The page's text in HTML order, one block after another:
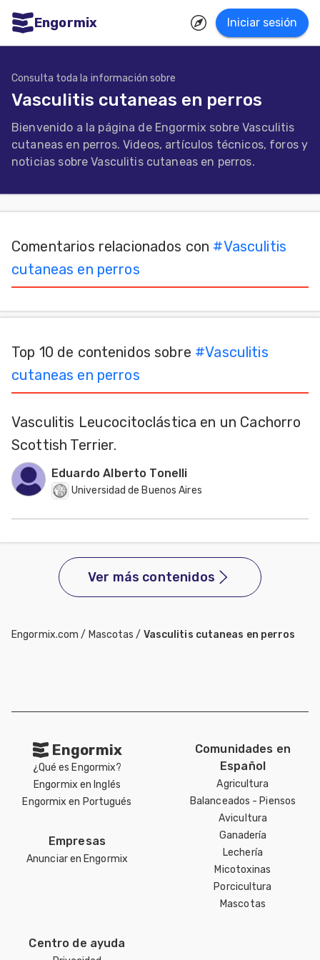
Engormix Iniciar sesión
Agricultura
Balanceados
Avicultura
Lechería
Micotoxinas
Porcicultura
Consulta toda la información sobre
Vasculitis cutaneas en perros
Bienvenido a la página de Engormix sobre Vasculitis
cutaneas en perros. Videos, artículos técnicos, foros y
noticias sobre Vasculitis cutaneas en perros.
Comentarios relacionados con #Vasculitis
cutaneas en perros
Top 10 de contenidos sobre #Vasculitis
cutaneas en perros
Vasculitis Leucocitoclástica en un Cachorro
Scottish Terrier.
Eduardo Alberto Tonelli
Universidad de Buenos Aires
Ver más contenidos
Engormix.com / Mascotas / Vasculitis cutaneas en perros
Engormix
¿Qué es Engormix?
Engormix en Inglés
Engormix en Portugués
Empresas
Anunciar en Engormix
Comunidades en
Español
Agricultura
Balanceados - Piensos
Avicultura
Ganadería
Lechería
Micotoxinas
Porcicultura
Mascotas
Centro de ayuda